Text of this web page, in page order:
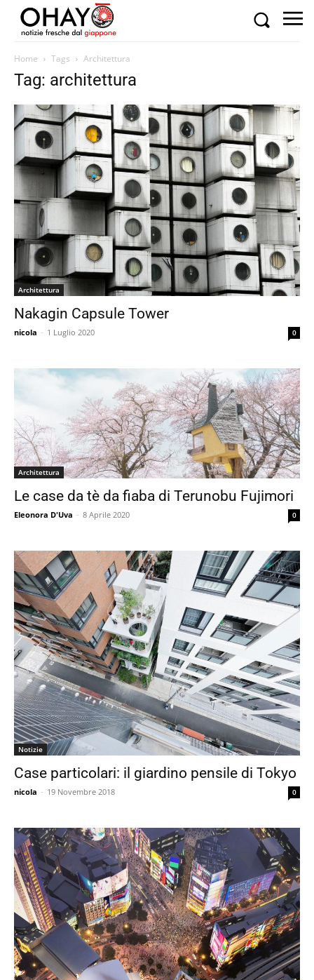
Home Tags Architettura
Tag: architettura
Architettura
Nakagin Capsule Tower
nicola - 1 Luglio 2020 0
Architettura
Le case da tè da fiaba di Terunobu Fujimori
Eleonora D'Uva - 8 Aprile 2020 0
Notizie
Case particolari: il giardino pensile di Tokyo
nicola - 19 Novembre 2018 0